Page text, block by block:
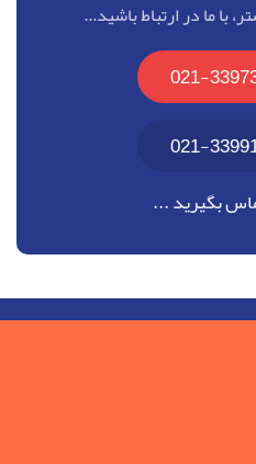
با ما در ارتباط باشید...
021-
021-
بگیرید ...